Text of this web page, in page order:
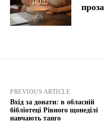
проза
PREVIOUS ARTICLE
Вхід за донати: в обласній
бібліотеці Рівного щонеділі
навчають танго